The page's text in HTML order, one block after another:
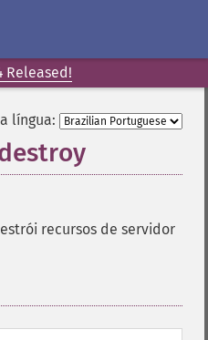
Released!
língua:
recursos de servidor